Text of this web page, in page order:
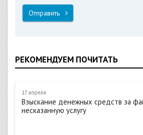
Отправить
РЕКОМЕНДУЕМ ПОЧИТАТЬ
17 апреля
Взыскание денежных средств за
несказанную услугу